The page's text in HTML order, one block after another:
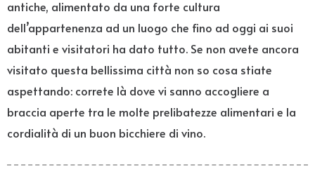
antiche, alimentato da una forte cultura
dell’appartenenza ad un luogo che fino ad oggi ai suoi
abitanti e visitatori ha dato tutto. Se non avete ancora
visitato questa bellissima città non so cosa stiate
aspettando: correte là dove vi sanno accogliere a
braccia aperte tra le molte prelibatezze alimentari e la
cordialità di un buon bicchiere di vino.